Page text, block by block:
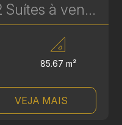
Apartamento com 2 Suítes à venda no Água Verde - 85 m² - Edifício Younique - Condomínio Clube | Ref. 1762
85.67 m²
VEJA MAIS